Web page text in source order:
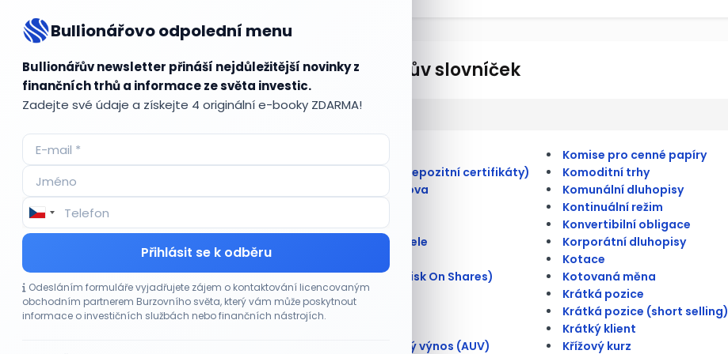
Bullionářovo odpolední menu
Bullionářův newsletter přináší nejdůležitější novinky z
finančních trhů a informace ze světa investic.
Zadejte své údaje a získejte 4 originální e-booky ZDARMA!
Přihlásit se k odběru
Odesláním formuláře vyjadřujete zájem o kontaktování licencovaným
obchodním partnerem Burzovního světa, který vám může poskytnout
informace o investičních službách nebo finančních nástrojích.
Bullionářův slovníček
ADR (Americké depozitní certifikáty)
Advokátní úschova
Akcie kmenová
Akcie na doručitele
Akciové riziko (Risk On Shares)
Akciové trhy
Akontace
Alikvotní úrokový výnos (AUV)
Komise pro cenné papíry
Komoditní trhy
Komunální dluhopisy
Kontinuální režim
Konvertibilní obligace
Korporátní dluhopisy
Kotace
Kotovaná měna
Krátká pozice
Krátká pozice (short selling)
Krátký klient
Křížový kurz